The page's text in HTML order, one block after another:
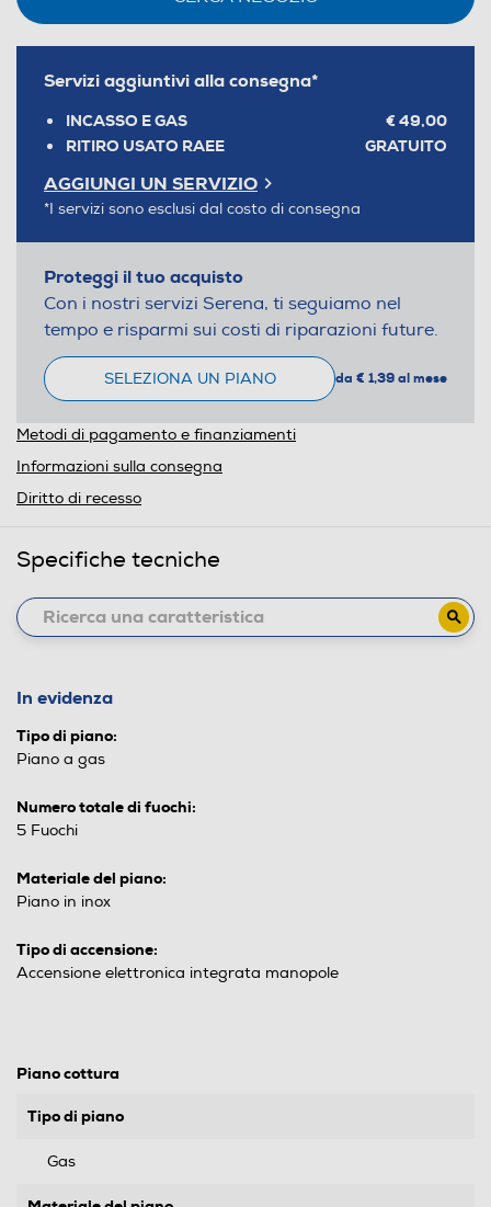
Servizi aggiuntivi alla consegna*
INCASSO E GAS
€ 49,00
RITIRO USATO RAEE
GRATUITO
AGGIUNGI UN SERVIZIO
*I servizi sono esclusi dal costo di consegna
Proteggi il tuo acquisto
Con i nostri servizi Serena, ti seguiamo nel
tempo e risparmi sui costi di riparazioni future.
SELEZIONA UN PIANO da € 1,39 al mese
Metodi di pagamento e finanziamenti
Informazioni sulla consegna
Diritto di recesso
Specifiche tecniche
In evidenza
Tipo di piano:
Piano a gas
Numero totale di fuochi:
5 Fuochi
Materiale del piano:
Piano in inox
Tipo di accensione:
Accensione elettronica integrata manopole
Piano cottura
Tipo di piano
Gas